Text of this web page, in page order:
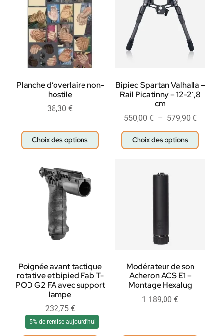
Planche d’overlaire non-
hostile
38,30 €
Choix des options
Bipied Spartan Valhalla –
Rail Picatinny – 12-21,8
cm
550,00 € – 579,90 €
Choix des options
Poignée avant tactique
rotative et bipied Fab T-
POD G2 FA avec support
lampe
232,75 €
-5% de remise aujourd'hui
Modérateur de son
Acheron ACS E1 –
Montage Hexalug
1 189,00 €